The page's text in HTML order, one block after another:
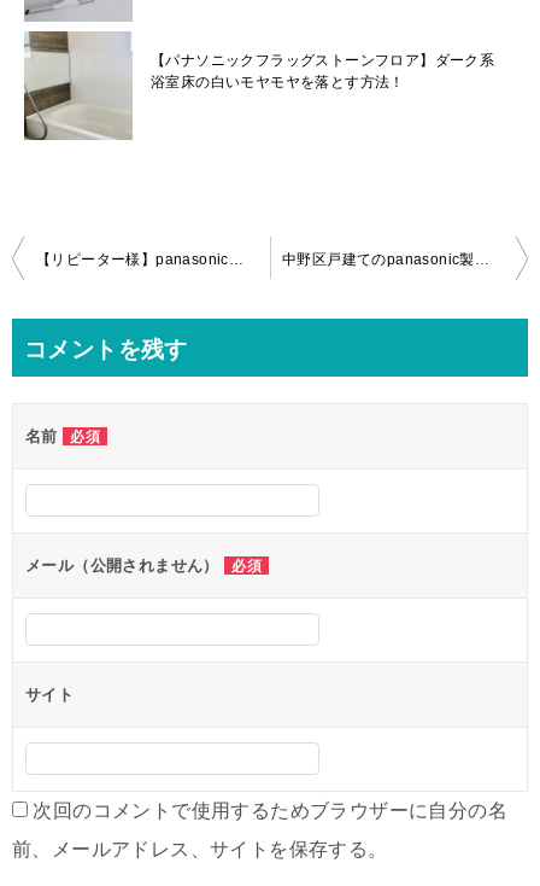
【パナソニックフラッグストーンフロア】ダーク系
浴室床の白いモヤモヤを落とす方法！
投
ビ
ー
シ
ョ
ン
コメントを残す
名前 必須
メール（公開されません） 必須
サイト
次回のコメントで使用するためブラウザーに自分の名
前、メールアドレス、サイトを保存する。